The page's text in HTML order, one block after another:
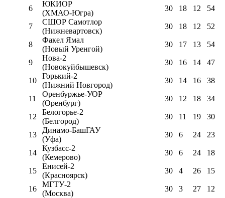
6
ЮКИОР
(ХМАО-Югра)
30 18 12 54
7
СШОР Самотлор
(Нижневартовск)
30 18 12 52
8
Факел Ямал
(Новый Уренгой)
30 17 13 54
9
Нова-2
(Новокуйбышевск)
30 16 14 47
10
Горький-2
(Нижний Новгород)
30 14 16 38
11
Оренбуржье-УОР
(Оренбург)
30 12 18 34
12
Белогорье-2
(Белгород)
30 11 19 30
13
Динамо-БашГАУ
(Уфа)
30 6 24 23
14
Кузбасс-2
(Кемерово)
30 6 24 18
15
Енисей-2
(Красноярск)
30 4 26 15
16
МГТУ-2
(Москва)
30 3 27 12